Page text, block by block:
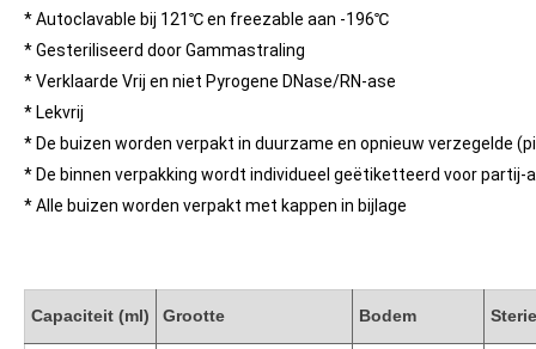
* Autoclavable bij 121℃ en freezable aan -196℃
* Gesteriliseerd door Gammastraling
* Verklaarde Vrij en niet Pyrogene DNase/RN-ase
* Lekvrij
* De buizen worden verpakt in duurzame en opnieuw verzegelde
* De binnen verpakking wordt individueel geëtiketteerd voor partij-
* Alle buizen worden verpakt met kappen in bijlage
Capaciteit (ml) Grootte Bodem